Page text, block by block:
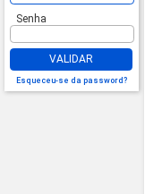
Senha
VALIDAR
Esqueceu-se da password?